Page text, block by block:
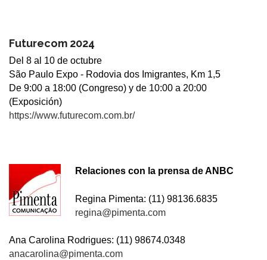
Futurecom 2024
Del 8 al 10 de octubre
São Paulo Expo - Rodovia dos Imigrantes, Km 1,5
De 9:00 a 18:00 (Congreso) y de 10:00 a 20:00
(Exposición)
https://www.futurecom.com.br/
Relaciones con la prensa de ANBC
Regina Pimenta: (11) 98136.6835
regina@pimenta.com
Ana Carolina Rodrigues: (11) 98674.0348
anacarolina@pimenta.com